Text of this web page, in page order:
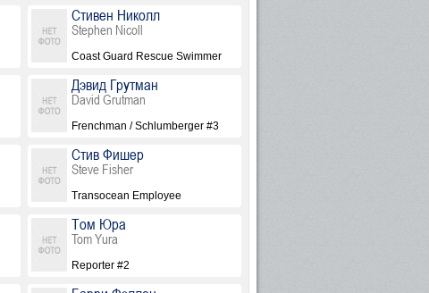
Стивен Николл
Stephen Nicoll
Coast Guard Rescue Swimmer
Дэвид Грутман
David Grutman
Frenchman / Schlumberger #3
Стив Фишер
Steve Fisher
Transocean Employee
Том Юра
Tom Yura
Reporter #2